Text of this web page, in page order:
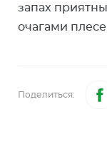
запах
очагами
Поделиться: